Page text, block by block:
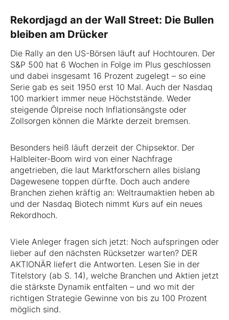
Rekordjagd an der Wall Street: Die Bullen
bleiben am Drücker
Die Rally an den US-Börsen läuft auf Hochtouren. Der
S&P 500 hat 6 Wochen in Folge im Plus geschlossen
und dabei insgesamt 16 Prozent zugelegt – so eine
Serie gab es seit 1950 erst 10 Mal. Auch der Nasdaq
100 markiert immer neue Höchststände. Weder
steigende Ölpreise noch Inflationsängste oder
Zollsorgen können die Märkte derzeit bremsen.
Besonders heiß läuft derzeit der Chipsektor. Der
Halbleiter-Boom wird von einer Nachfrage
angetrieben, die laut Marktforschern alles bislang
Dagewesene toppen dürfte. Doch auch andere
Branchen ziehen kräftig an: Weltraumaktien heben ab
und der Nasdaq Biotech nimmt Kurs auf ein neues
Rekordhoch.
Viele Anleger fragen sich jetzt: Noch aufspringen oder
lieber auf den nächsten Rücksetzer warten? DER
AKTIONÄR liefert die Antworten. Lesen Sie in der
Titelstory (ab S. 14), welche Branchen und Aktien jetzt
die stärkste Dynamik entfalten – und wo mit der
richtigen Strategie Gewinne von bis zu 100 Prozent
möglich sind.